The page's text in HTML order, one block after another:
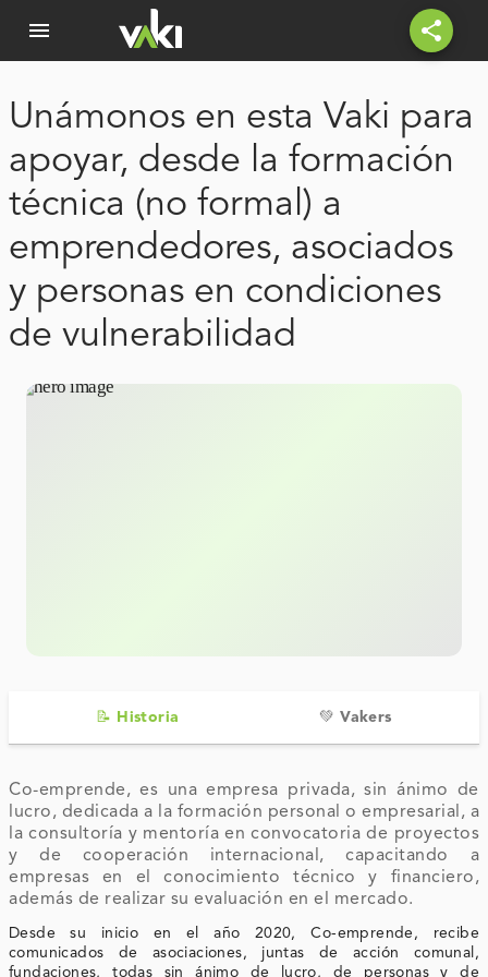
menu share
Unámonos en esta Vaki para
apoyar, desde la formación
técnica (no formal) a
emprendedores, asociados
y personas en condiciones
de vulnerabilidad
📝 Historia 💚 Vakers
Co-emprende, es una empresa privada, sin ánimo de
lucro, dedicada a la formación personal o empresarial, a
la consultoría y mentoría en convocatoria de proyectos
y de cooperación internacional, capacitando a
empresas en el conocimiento técnico y financiero,
además de realizar su evaluación en el mercado.
Desde su inicio en el año 2020, Co-emprende, recibe
comunicados de asociaciones, juntas de acción comunal,
fundaciones, todas sin ánimo de lucro, de personas y de